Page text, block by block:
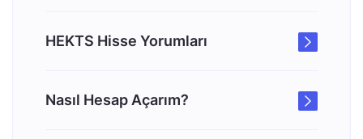
HEKTS Hisse Yorumları
Nasıl Hesap Açarım?